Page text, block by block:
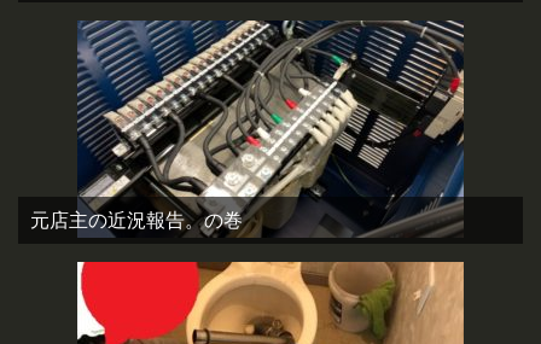
元店主の近況報告。の巻